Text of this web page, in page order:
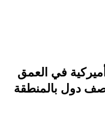
في العمق
دول بالمنطقة